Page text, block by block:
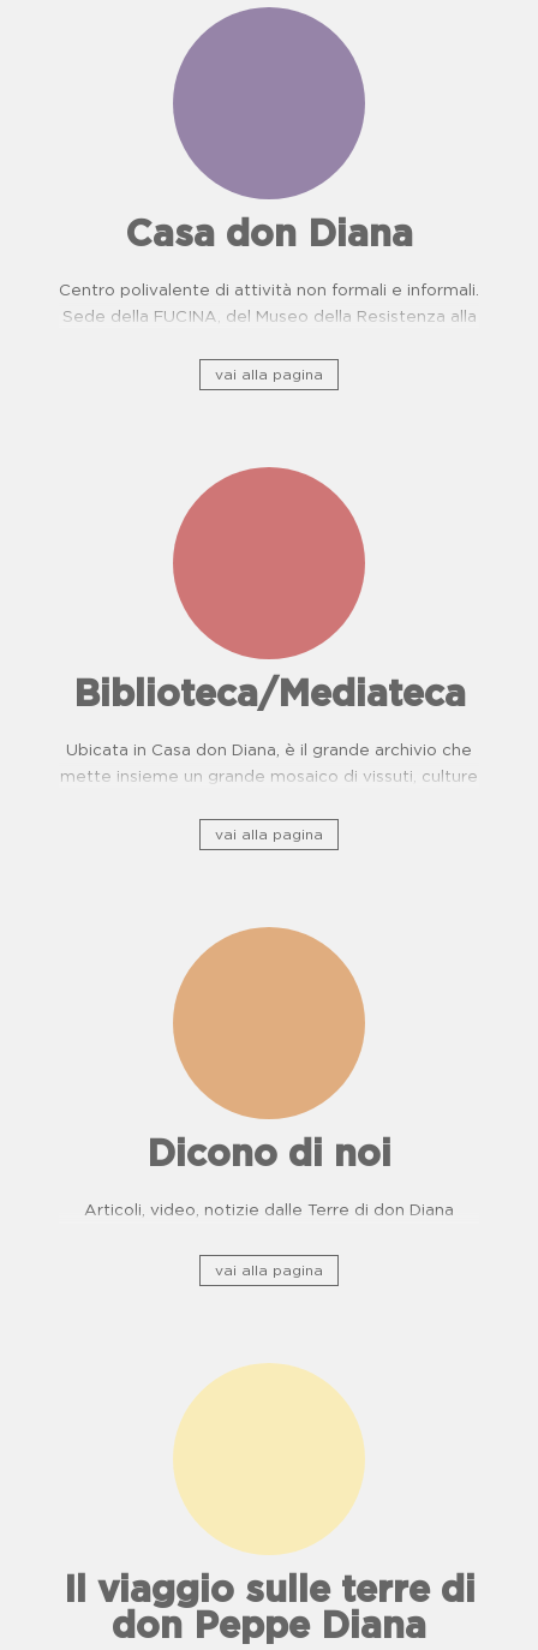
Casa don Diana
Centro polivalente di attività non formali e informali.
Sede della FUCINA, del Museo della Resistenza alla
Oncologiche. Proposte didattiche per scuole.
vai alla pagina
Biblioteca/Mediateca
Ubicata in Casa don Diana, è il grande archivio che
mette insieme un grande mosaico di vissuti, culture
vai alla pagina
Dicono di noi
Articoli, video, notizie dalle Terre di don Diana
vai alla pagina
Il viaggio sulle terre di
don Peppe Diana